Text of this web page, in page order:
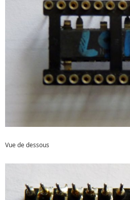
Vue de dessous